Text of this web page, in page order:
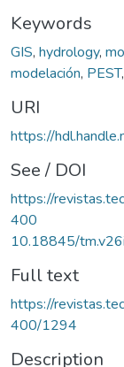
Keywords
GIS, hydrology,
modelación, PEST,
URI
https://
See / DOI
https://
400
10.18845/
Full text
https://
400/1294
Description